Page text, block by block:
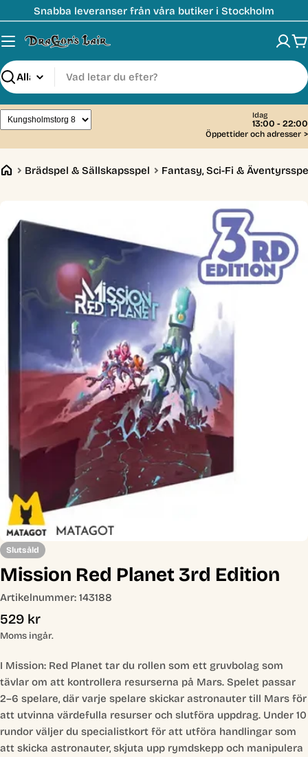
till
innehåll
Snabba leveranser från våra butiker i Stockholm
Sök
Idag
13:00 - 22:00
Öppettider och adresser >
Brädspel & Sällskapsspel Fantasy, Sci-Fi &
media 0 i modal
Slutsåld
Mission Red Planet 3rd Edition
Artikelnummer: 143188
Ordinarie
pris
529 kr
Moms ingår.
I Mission: Red Planet tar du rollen som ett gruvbolag som
tävlar om att kontrollera resurserna på Mars. Spelet passar
2–6 spelare, där varje spelare skickar astronauter till Mars för
att utvinna värdefulla resurser och slutföra uppdrag. Under 10
rundor väljer du specialistkort för att utföra handlingar som
att skicka astronauter, skjuta upp rymdskepp och manipulera